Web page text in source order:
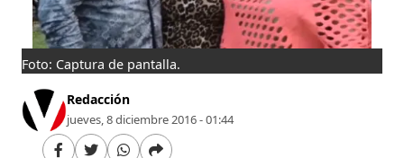
Foto: Captura de pantalla.
Redacción
jueves, 8 diciembre 2016 - 01:44